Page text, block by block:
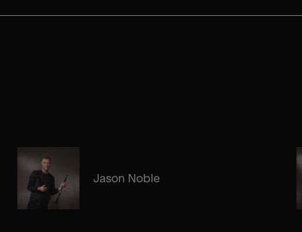
Jason Noble